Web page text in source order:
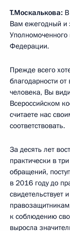
Т.Москалькова:
Вам ежегодный и
Федерации.
Прежде всего
благодарности
человека, Вы
Всероссийском
считаете нас
соответствовать.
За десять лет
практически в
обращений,
в 2016 году до
свидетельствует
к соблюдению
выросла